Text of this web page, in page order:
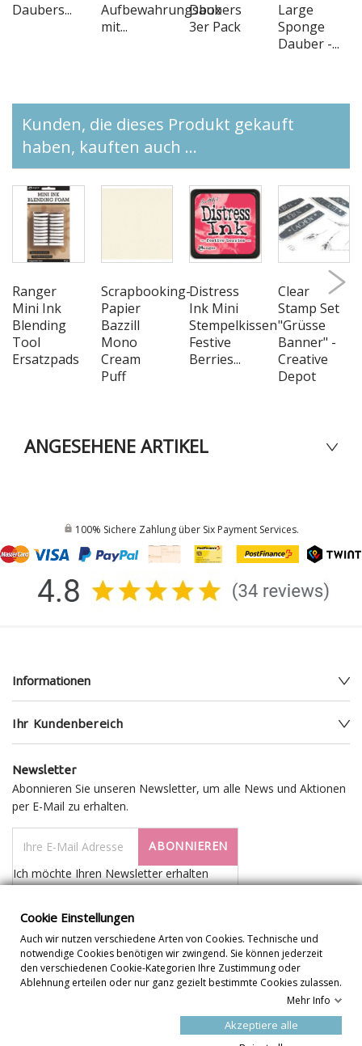
Daubers...
Aufbewahrungsbox
mit...
Daubers
3er Pack
Large
Sponge
Dauber -...
Kunden, die dieses Produkt gekauft
haben, kauften auch ...
Ranger
Mini Ink
Blending
Tool
Ersatzpads
Scrapbooking-
Papier
Bazzill
Mono
Cream
Puff
Distress
Ink Mini
Stempelkissen
Festive
Berries...
Clear
Stamp Set
"Grüsse
Banner" -
Creative
Depot
ANGESEHENE ARTIKEL
100% Sichere Zahlung über Six Payment Services.
Informationen
Ihr Kundenbereich
Newsletter
Abonnieren Sie unseren Newsletter, um alle News und Aktionen
per E-Mail zu erhalten.
ABONNIEREN
Ich möchte Ihren Newsletter erhalten
Cookie Einstellungen
Auch wir nutzen verschiedene Arten von Cookies. Technische und
notwendige Cookies benötigen wir zwingend. Sie können jederzeit
den verschiedenen Cookie-Kategorien Ihre Zustimmung oder
Ablehnung erteilen oder nur ganz gezielt bestimmte Cookies zulassen.
Mehr Info
Akzeptiere alle